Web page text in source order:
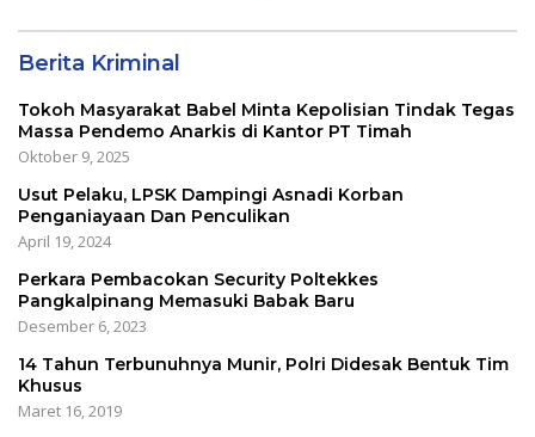
Berita Kriminal
Tokoh Masyarakat Babel Minta Kepolisian Tindak Tegas
Massa Pendemo Anarkis di Kantor PT Timah
Oktober 9, 2025
Usut Pelaku, LPSK Dampingi Asnadi Korban
Penganiayaan Dan Penculikan
April 19, 2024
Perkara Pembacokan Security Poltekkes
Pangkalpinang Memasuki Babak Baru
Desember 6, 2023
14 Tahun Terbunuhnya Munir, Polri Didesak Bentuk Tim
Khusus
Maret 16, 2019